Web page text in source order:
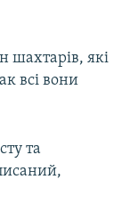
шахтарів, які
всі вони
та